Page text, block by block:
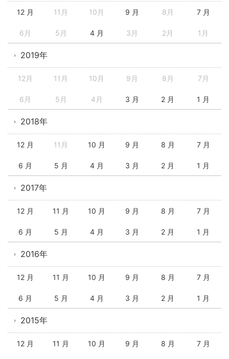
12 月 11月 10月 9 月 8月 7 月
6月 5月 4 月 3月 2月 1月
2019年
12月 11月 10月 9月 8月 7月
6月 5月 4月 3 月 2 月 1 月
2018年
12 月 11月 10 月 9 月 8 月 7 月
6 月 5 月 4 月 3 月 2 月 1 月
2017年
12 月 11 月 10 月 9 月 8 月 7 月
6 月 5 月 4 月 3 月 2 月 1 月
2016年
12 月 11 月 10 月 9 月 8 月 7 月
6 月 5 月 4 月 3 月 2 月 1 月
2015年
12 月 11 月 10 月 9 月 8 月 7 月